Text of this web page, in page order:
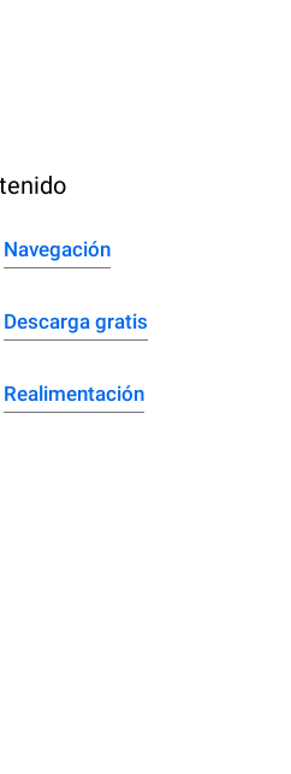
Navegación
Descarga gratis
Realimentación